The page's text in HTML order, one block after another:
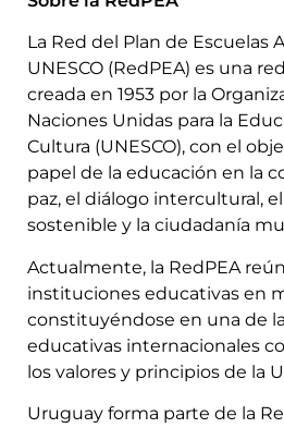
La Red del Plan de Escuelas
UNESCO (RedPEA) es una
creada en 1953 por la
Naciones Unidas para la
Cultura (UNESCO), con el
papel de la educación en la
paz, el diálogo intercultural,
sostenible y la ciudadanía
Actualmente, la RedPEA
instituciones educativas en
constituyéndose en una de
educativas internacionales
los valores y principios de la
Uruguay forma parte de la